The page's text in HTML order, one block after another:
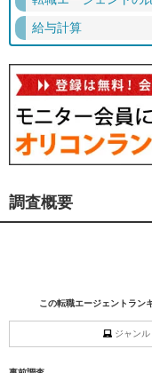
給与計算
調査概要
この転職エージェントラン
ジャン